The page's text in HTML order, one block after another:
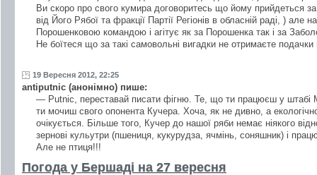
Ви скоро про свого кумира договоритесь що йому прийдеться
від Його Рябої та фракції Партії Регіонів в обласній раді, ) але
Порошенковою командою і агітує як за Порошенка так і за
Не боїтеся що за такі самовольні вигадки не отримаєте подачки
19 Вересня 2012, 22:25
antiputnic (анонімно) пише:
— Putnic, переставай писати фігню. Те, що ти працюєш у штабі
ти мочиш свого опонента Кучера. Хоча, як не дивно, а
очікується. Більше того, Кучер до нашої ряби немає ніякого
зернові кульутри (пшениця, кукурудза, ячмінь, соняшник) і
Але не птиця!!!
Погода у Бершаді на 27 вересня